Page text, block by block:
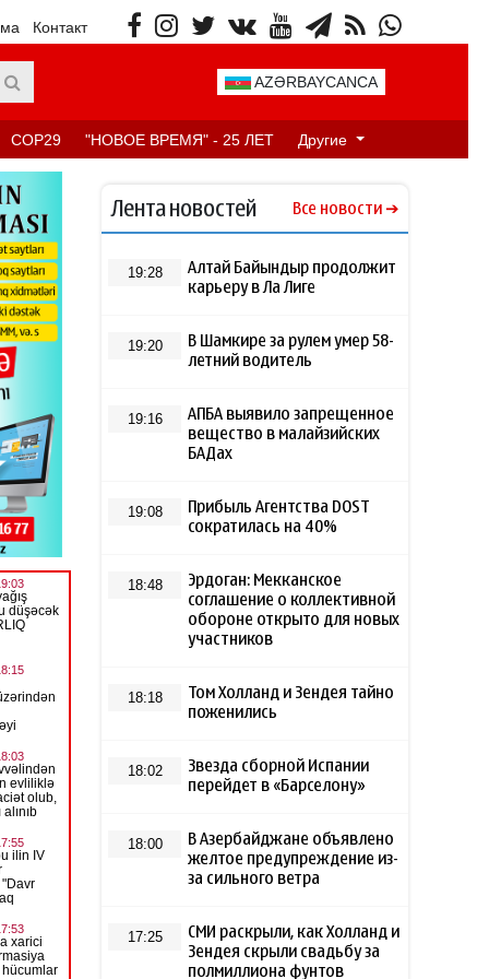
Контакт
AZƏRBAYCANCA
COP29 "НОВОЕ ВРЕМЯ" - 25 ЛЕТ Другие
Лента новостей Все новости
19:28
Алтай Байындыр продолжит
карьеру в Ла Лиге
19:20
В Шамкире за рулем умер 58-
летний водитель
19:16
АПБА выявило запрещенное
вещество в малайзийских
БАДах
19:08
Прибыль Агентства DOST
сократилась на 40%
18:48
Эрдоган: Мекканское
соглашение о коллективной
обороне открыто для новых
участников
18:18
Том Холланд и Зендея тайно
поженились
18:02
Звезда сборной Испании
перейдет в «Барселону»
18:00
В Азербайджане объявлено
желтое предупреждение из-
за сильного ветра
17:25
СМИ раскрыли, как Холланд и
Зендея скрыли свадьбу за
полмиллиона фунтов